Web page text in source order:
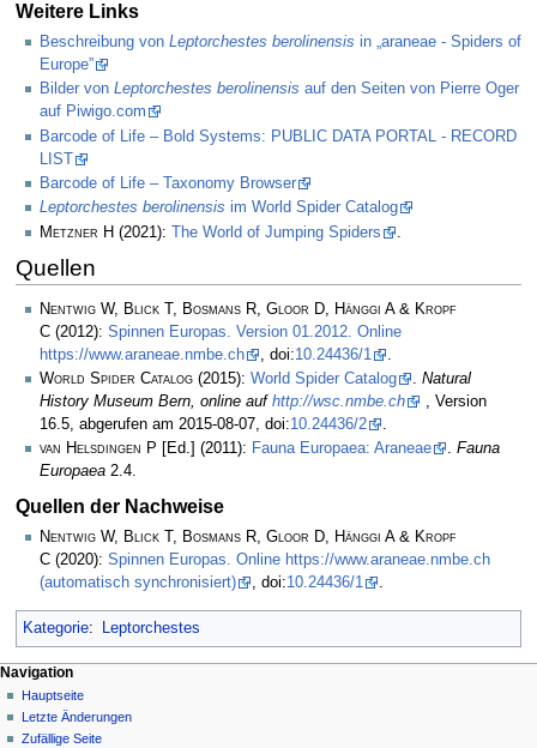
Weitere Links
Beschreibung von Leptorchestes berolinensis in „araneae - Spiders of
Europe”
Bilder von Leptorchestes berolinensis auf den Seiten von Pierre Oger
auf Piwigo.com
Barcode of Life – Bold Systems: PUBLIC DATA PORTAL - RECORD
LIST
Barcode of Life – Taxonomy Browser
Leptorchestes berolinensis im World Spider Catalog
Metzner H (2021): The World of Jumping Spiders
Quellen
Nentwig W, Blick T, Bosmans R, Gloor D, Hänggi A & Kropf
C (2012): Spinnen Europas. Version 01.2012. Online
https://www.araneae.nmbe.ch
, doi:10.24436/1
.
World Spider Catalog (2015): World Spider Catalog . Natural
History Museum Bern, online auf http://wsc.nmbe.ch
, Version
16.5, abgerufen am 2015-08-07, doi:10.24436/2
.
van Helsdingen P [Ed.] (2011): Fauna Europaea: Araneae . Fauna
Europaea 2.4.
Quellen der Nachweise
Nentwig W, Blick T, Bosmans R, Gloor D, Hänggi A & Kropf
C (2020): Spinnen Europas. Online https://www.araneae.nmbe.ch
(automatisch synchronisiert)
, doi:10.24436/1 .
Kategorie: Leptorchestes
Navigation
Hauptseite
Letzte Änderungen
Zufällige Seite